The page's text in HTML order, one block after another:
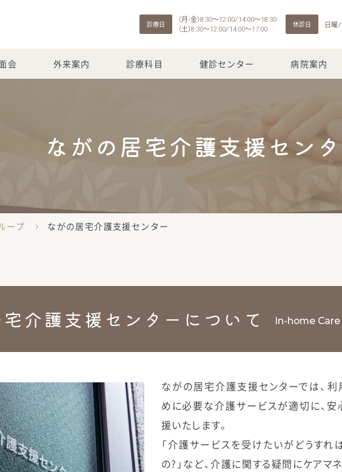
診療日
（月-金）8:30～12:00⁄14:00～18:30
（土）8:30～12:00⁄14:00～17:00
休診日 日曜
会 外来案内 診療科目 健診センター 病院案内
ながの居宅介護支援セン
ープ ながの居宅介護支援センター
介護支援センターについて In-home
ながの居宅介護支援センターでは、
めに必要な介護サービスが適切に、安
援いたします。
「介護サービスを受けたいがどうす
の?」など、介護に関する疑問にケアマ